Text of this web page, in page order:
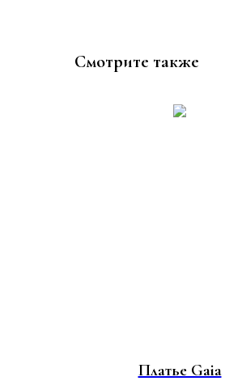
Смотрите также
Платье Gaia